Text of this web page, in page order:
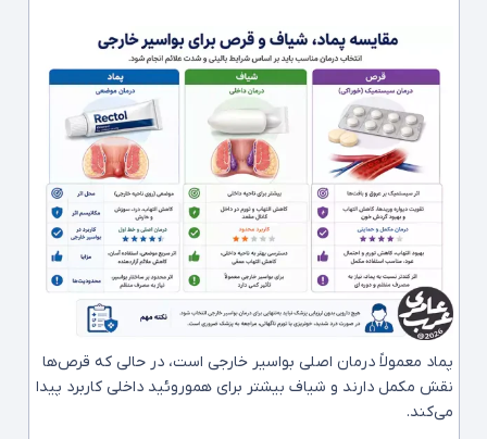
پماد معمولاً درمان اصلی بواسیر خارجی است، در حالی که قرص‌ها
نقش مکمل دارند و شیاف بیشتر برای هموروئید داخلی کاربرد پیدا
می‌کند.